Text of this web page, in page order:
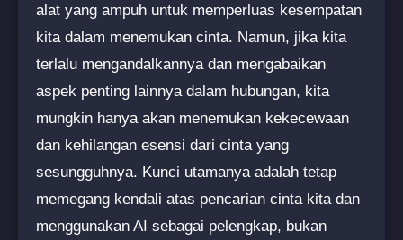
alat yang ampuh untuk memperluas kesempatan
kita dalam menemukan cinta. Namun, jika kita
terlalu mengandalkannya dan mengabaikan
aspek penting lainnya dalam hubungan, kita
mungkin hanya akan menemukan kekecewaan
dan kehilangan esensi dari cinta yang
sesungguhnya. Kunci utamanya adalah tetap
memegang kendali atas pencarian cinta kita dan
menggunakan AI sebagai pelengkap, bukan